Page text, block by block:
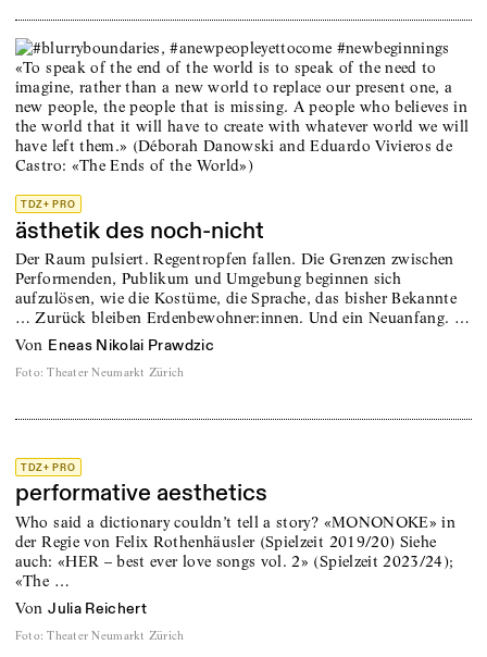
TDZ+ PRO
ästhetik des noch-nicht
Der Raum pulsiert. Regentropfen fallen. Die Grenzen zwischen
Performenden, Publikum und Umgebung beginnen sich
aufzulösen, wie die Kostüme, die Sprache, das bisher Bekannte
… Zurück bleiben Erdenbewohner:innen. Und ein Neuanfang. …
von Eneas Nikolai Prawdzic
Foto: Theater Neumarkt Zürich
TDZ+ PRO
performative aesthetics
Who said a dictionary couldn’t tell a story? «MONONOKE» in
der Regie von Felix Rothenhäusler (Spielzeit 2019/20) Siehe
auch: «HER – best ever love songs vol. 2» (Spielzeit 2023/24);
«The …
von Julia Reichert
Foto: Theater Neumarkt Zürich